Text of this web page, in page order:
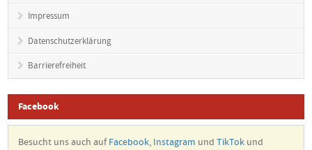
Impressum
Datenschutzerklärung
Barrierefreiheit
Facebook
Besucht uns auch aufFacebook,Instagram undTikTokund